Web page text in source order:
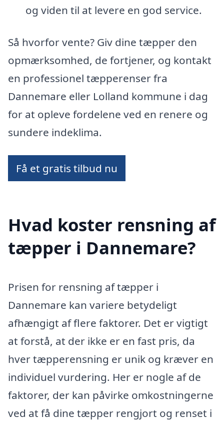
og viden til at levere en god service.
Så hvorfor vente? Giv dine tæpper den
opmærksomhed, de fortjener, og kontakt
en professionel tæpperenser fra
Dannemare eller Lolland kommune i dag
for at opleve fordelene ved en renere og
sundere indeklima.
Få et gratis tilbud nu
Hvad koster rensning af
tæpper i Dannemare?
Prisen for rensning af tæpper i
Dannemare kan variere betydeligt
afhængigt af flere faktorer. Det er vigtigt
at forstå, at der ikke er en fast pris, da
hver tæpperensning er unik og kræver en
individuel vurdering. Her er nogle af de
faktorer, der kan påvirke omkostningerne
ved at få dine tæpper rengjort og renset i